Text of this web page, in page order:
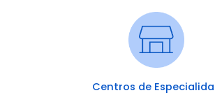
Centros de